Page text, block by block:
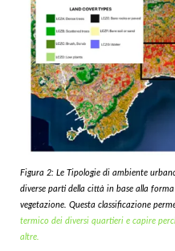
Figura 2: Le Tipologie di ambiente
diverse parti della città in base alla
vegetazione. Questa classificazione
termico dei diversi quartieri e capire
altre.